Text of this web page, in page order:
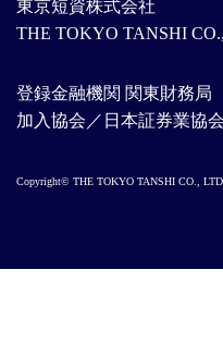
東京短資株式会社
THE TOKYO TANSHI
登録金融機関 関東財務局
加入協会／日本証券業協会
Copyright© THE TOKYO TANSHI CO.,